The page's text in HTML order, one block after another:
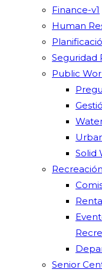
Finance-v1
Human
Seguridad
Public
Solid
Recreación
Senior